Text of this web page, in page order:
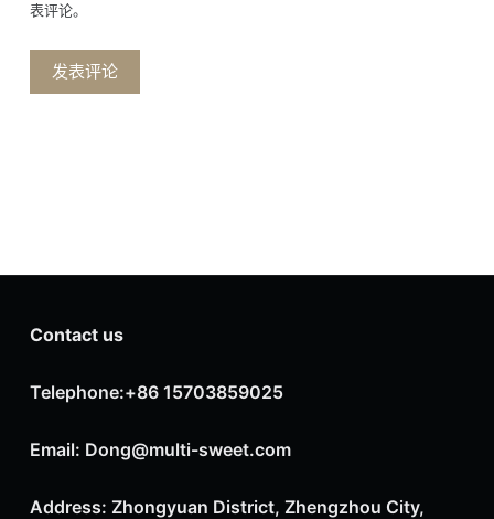
表评论。
发表评论
Contact us
Telephone:+86 15703859025
Email: Dong@multi-sweet.com
Address: Zhongyuan District, Zhengzhou City,